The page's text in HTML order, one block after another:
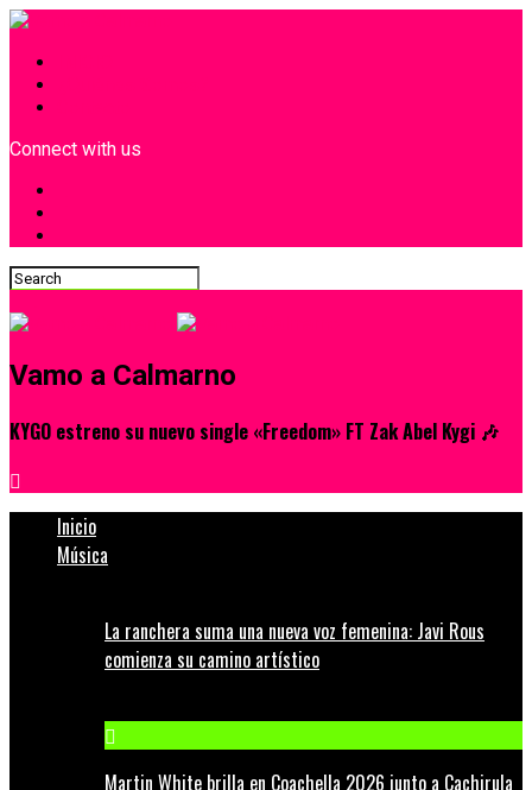
Connect with us
Vamo a Calmarno
KYGO estreno su nuevo single «Freedom» FT Zak Abel Kygi 🎶
Inicio
Música
La ranchera suma una nueva voz femenina: Javi Rous
comienza su camino artístico
Martin White brilla en Coachella 2026 junto a Cachirula